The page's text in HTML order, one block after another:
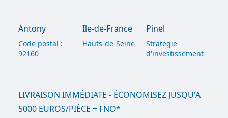
Antony
Code postal :
92160
Ile-de-France
Hauts-de-Seine
Pinel
Strategie
d'investissement
LIVRAISON IMMÉDIATE - ÉCONOMISEZ JUSQU'A
5000 EUROS/PIÈCE + FNO*